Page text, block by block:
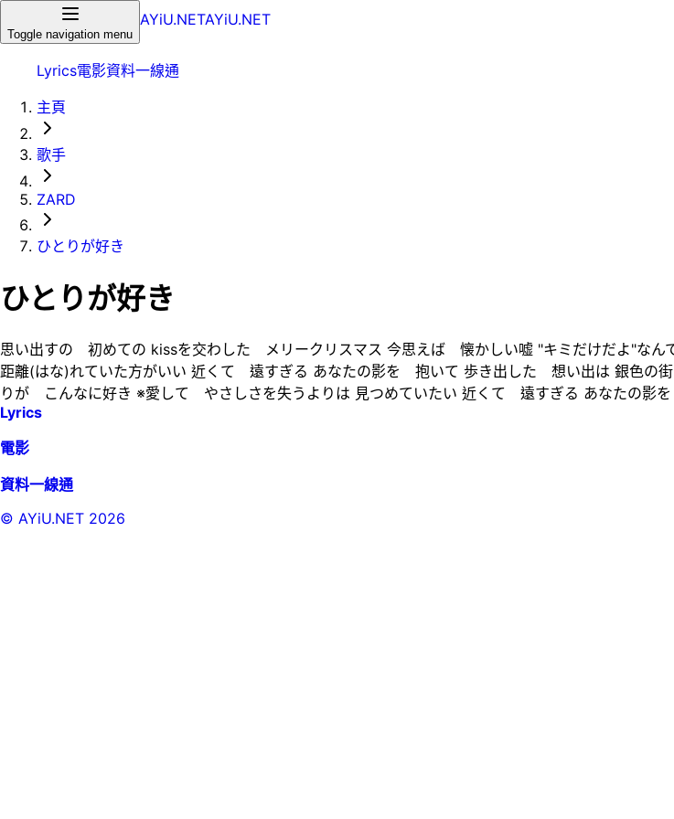
Toggle navigation menu
AYiU.NETAYiU.NET
Lyrics電影資料一線通
主頁
歌手
ZARD
ひとりが好き
ひとりが好き
思い出すの 初めての kissを交わした メリークリスマス 今思えば 懐かしい嘘 "キミだけだよ"な
距離(はな)れていた方がいい 近くて 遠すぎる あなたの影を 抱いて 歩き出した 想い出は 銀色
りが こんなに好き ※愛して やさしさを失うよりは 見つめていたい 近くて 遠すぎる あなたの影
Lyrics
電影
資料一線通
© AYiU.NET 2026